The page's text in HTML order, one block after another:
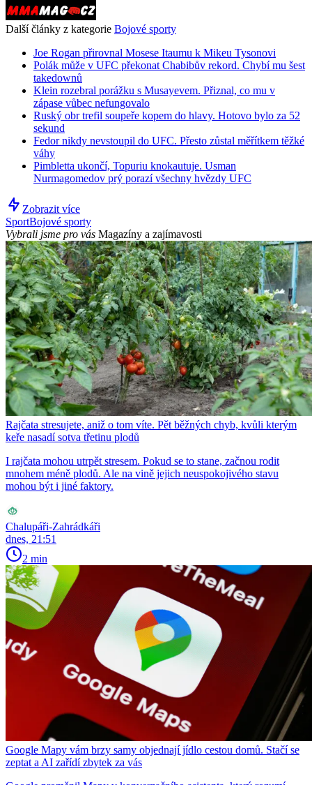
Další články z kategorie Bojové sporty
Joe Rogan přirovnal Mosese Itaumu k Mikeu Tysonovi
Polák může v UFC překonat Chabibův rekord. Chybí mu šest
takedownů
Klein rozebral porážku s Musayevem. Přiznal, co mu v
zápase vůbec nefungovalo
Ruský obr trefil soupeře kopem do hlavy. Hotovo bylo za 52
sekund
Fedor nikdy nevstoupil do UFC. Přesto zůstal měřítkem těžké
váhy
Pimbletta ukončí, Topuriu knokautuje. Usman
Nurmagomedov prý porazí všechny hvězdy UFC
Zobrazit více
SportBojové sporty
Vybrali jsme pro vás Magazíny a zajímavosti
Rajčata stresujete, aniž o tom víte. Pět běžných chyb, kvůli kterým
keře nasadí sotva třetinu plodů
I rajčata mohou utrpět stresem. Pokud se to stane, začnou rodit
mnohem méně plodů. Ale na vině jejich neuspokojivého stavu
mohou být i jiné faktory.
Chalupáři-Zahrádkáři
dnes, 21:51
2 min
Google Mapy vám brzy samy objednají jídlo cestou domů. Stačí se
zeptat a AI zařídí zbytek za vás